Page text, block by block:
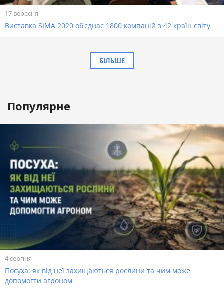
17 вересня
Виставка SIMA 2020 об'єднає 1800 компаній з 42 країн світу
БІЛЬШЕ
Популярне
4 серпня
Посуха: як від неї захищаються рослини та чим може
допомогти агроном